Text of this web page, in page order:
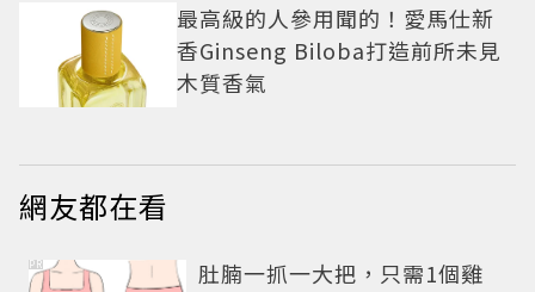
最高級的人參用聞的！愛馬仕新
香Ginseng Biloba打造前所未見
木質香氣
網友都在看
肚腩一抓一大把，只需1個雞
PR